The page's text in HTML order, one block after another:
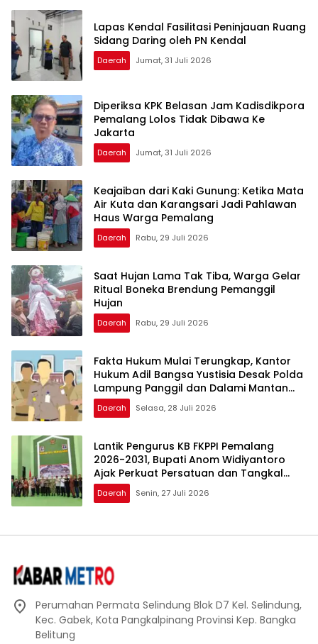
Lapas Kendal Fasilitasi Peninjauan Ruang
Sidang Daring oleh PN Kendal
Daerah Jumat, 31 Juli 2026
Diperiksa KPK Belasan Jam Kadisdikpora
Pemalang Lolos Tidak Dibawa Ke
Jakarta
Daerah Jumat, 31 Juli 2026
Keajaiban dari Kaki Gunung: Ketika Mata
Air Kuta dan Karangsari Jadi Pahlawan
Haus Warga Pemalang
Daerah Rabu, 29 Juli 2026
Saat Hujan Lama Tak Tiba, Warga Gelar
Ritual Boneka Brendung Pemanggil
Hujan
Daerah Rabu, 29 Juli 2026
Fakta Hukum Mulai Terungkap, Kantor
Hukum Adil Bangsa Yustisia Desak Polda
Lampung Panggil dan Dalami Mantan
Walikota Metro
Daerah Selasa, 28 Juli 2026
Lantik Pengurus KB FKPPI Pemalang
2026-2031, Bupati Anom Widiyantoro
Ajak Perkuat Persatuan dan Tangkal
Hoaks
Daerah Senin, 27 Juli 2026
Perumahan Permata Selindung Blok D7 Kel. Selindung,
Kec. Gabek, Kota Pangkalpinang Provinsi Kep. Bangka
Belitung